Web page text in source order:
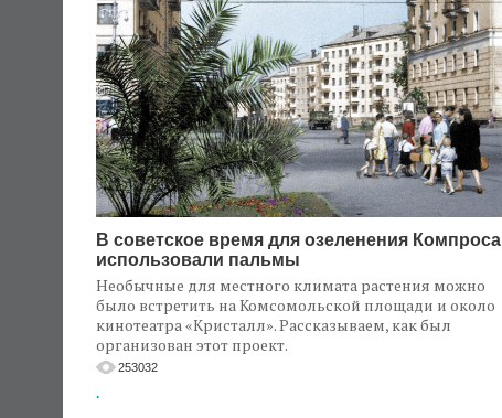
В советское время для озеленения Компроса
использовали пальмы
Необычные для местного климата растения можно
было встретить на Комсомольской площади и около
кинотеатра «Кристалл». Рассказываем, как был
организован этот проект.
253032
.